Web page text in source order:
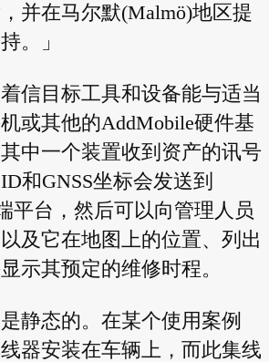
并在马尔默(Malmö)地区提
。」
信目标工具和设备能与适当
或其他的AddMobile硬件基
中一个装置收到资产的讯号
和GNSS坐标会发送到
平台，然后可以向管理人员
及它在地图上的位置、列出
示其预定的维修时程。
静态的。在某个使用案例
器安装在车辆上，而此集线